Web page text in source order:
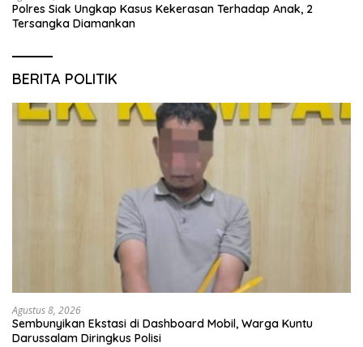
Polres Siak Ungkap Kasus Kekerasan Terhadap Anak, 2
Tersangka Diamankan
BERITA POLITIK
Agustus 8, 2026
Sembunyikan Ekstasi di Dashboard Mobil, Warga Kuntu
Darussalam Diringkus Polisi